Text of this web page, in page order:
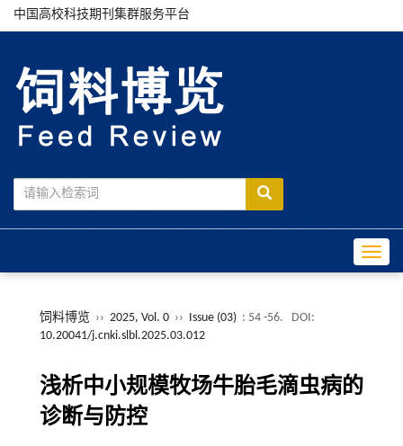
中国高校科技期刊集群服务平台
饲料博览 ›› 2025, Vol. 0 ›› Issue (03) : 54 -56.
DOI:
10.20041/j.cnki.slbl.2025.03.012
浅析中小规模牧场牛胎毛滴虫病的
诊断与防控